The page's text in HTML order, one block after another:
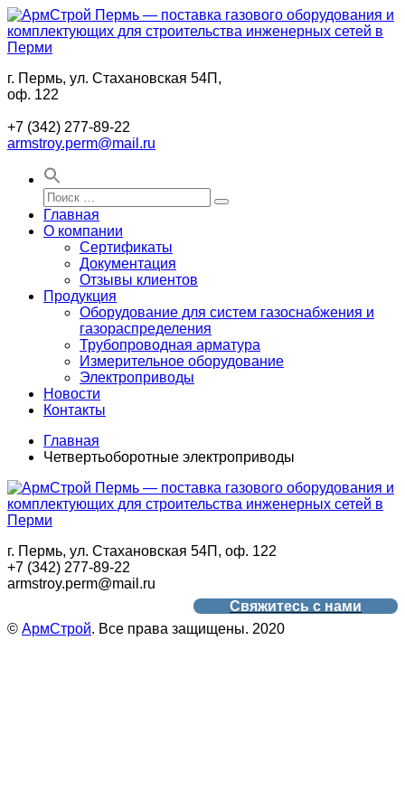
Перейти
к
содержимому
АрмСтрой
—
поставка
оборудования
комплектующих
для
строительства
инженерных
Перми
Поставки
газового
оборудования
комплектующих
строительства
Перми
г. Пермь, ул. Стахановская 54П,
оф. 122
+7 (342) 277-89-22
armstroy.perm@mail.ru
Искать:
Поиск
Главная
О компании
Сертификаты
Документация
Отзывы клиентов
Продукция
Оборудование для систем газоснабжения и
газораспределения
Трубопроводная арматура
Измерительное оборудование
Электроприводы
Новости
Контакты
Главная
Четвертьоборотные электроприводы
г. Пермь, ул. Стахановская 54П, оф. 122
+7 (342) 277-89-22
armstroy.perm@mail.ru
Свяжитесь с нами
© АрмСтрой. Все права защищены. 2020